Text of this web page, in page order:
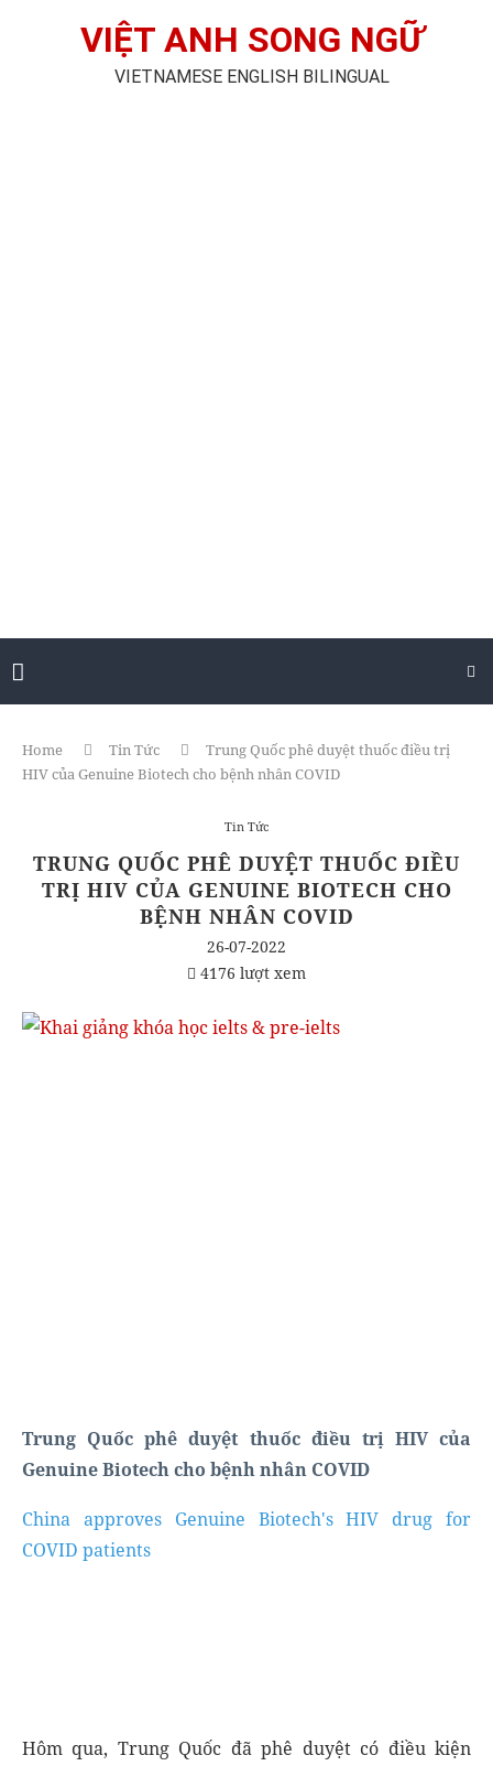
VIỆT ANH SONG NGỮ
VIETNAMESE ENGLISH BILINGUAL
Home Tin Tức
Trung Quốc phê duyệt thuốc điều trị
HIV của Genuine Biotech cho bệnh nhân COVID
Tin Tức
TRUNG QUỐC PHÊ DUYỆT THUỐC ĐIỀU
TRỊ HIV CỦA GENUINE BIOTECH CHO
BỆNH NHÂN COVID
26-07-2022
4176 lượt xem
Trung Quốc phê duyệt thuốc điều trị HIV của
Genuine Biotech cho bệnh nhân COVID
China approves Genuine Biotech's HIV drug for
COVID patients
Hôm qua, Trung Quốc đã phê duyệt có điều kiện